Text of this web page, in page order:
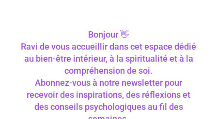
Bonjour 👋
Ravi de vous accueillir dans cet espace dédié
au bien-être intérieur, à la spiritualité et à la
compréhension de soi.
Abonnez-vous à notre newsletter pour
recevoir des inspirations, des réflexions et
des conseils psychologiques au fil des